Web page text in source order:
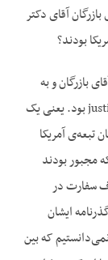
آقای دکتر
بودند؟
بازرگان و به
نظر شاید بسیاری از افراد شاید به نظر من خود من justifié بود. یعنی یک
تبعه‌ی آمریکا
مجبور بودند
سفارت در
ایشان
که بین